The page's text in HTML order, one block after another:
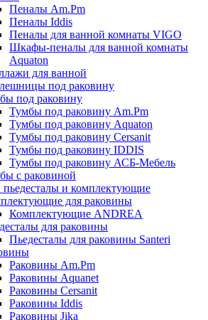
Пеналы Am.Pm
Пеналы Iddis
Пеналы для ванной комнаты VIGO
Шкафы-пеналы для ванной комнаты
Aquaton
для ванной
под раковину
под раковину
Тумбы под раковину Am.Pm
Тумбы под раковину Aquaton
Тумбы под раковину Cersanit
Тумбы под раковину IDDIS
Тумбы под раковину АСБ-Мебель
с раковиной
и комплектующие
для раковины
Комплектующие ANDREA
для раковины
Пьедесталы для раковины Santeri
Раковины Am.Pm
Раковины Aquanet
Раковины Cersanit
Раковины Iddis
Раковины Jika